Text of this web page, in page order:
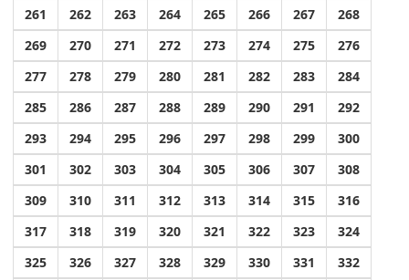
261
262 263 264 265 266 267
268
269
270 271 272 273 274 275
276
277
278 279 280 281 282 283
284
285
286 287 288 289 290 291
292
293
294 295 296 297 298 299
300
301
302 303 304 305 306 307
308
309
310 311 312 313 314 315
316
317
318 319 320 321 322 323
324
325
326 327 328 329 330 331
332